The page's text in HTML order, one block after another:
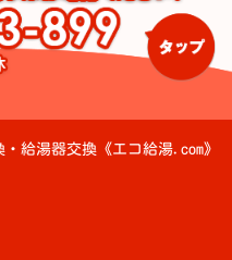
給湯器交換《エコ給湯.com》